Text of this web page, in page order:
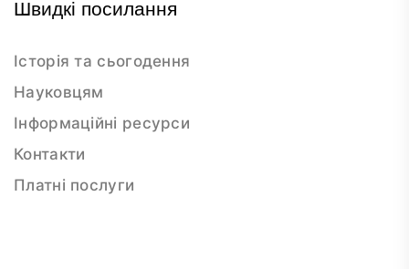
Швидкі посилання
Історія та сьогодення
Науковцям
Інформаційні ресурси
Контакти
Платні послуги